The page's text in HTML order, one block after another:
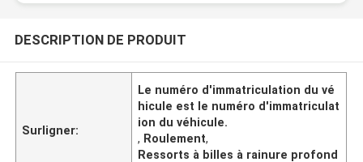
DESCRIPTION DE PRODUIT
Surligner:
Le numéro d'immatriculation du vé
hicule est le numéro d'immatriculat
ion du véhicule.
, Roulement,
Ressorts à billes à rainure profond